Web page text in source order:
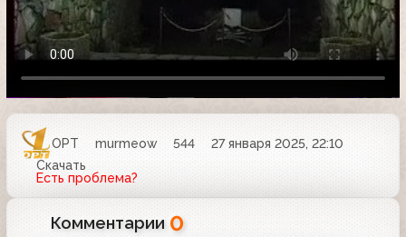
ОРТ murmeow 544
27 января 2025, 22:10
Скачать
Есть проблема?
Комментарии 0